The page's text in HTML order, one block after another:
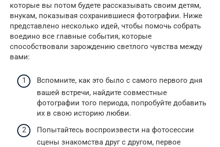
которые вы потом будете рассказывать своим детям,
внукам, показывая сохранившиеся фотографии. Ниже
представлено несколько идей, чтобы помочь собрать
воедино все главные события, которые
способствовали зарождению светлого чувства между
вами:
Вспомните, как это было с самого первого дня
вашей встречи, найдите совместные
фотографии того периода, попробуйте добавить
их в свою историю любви.
Попытайтесь воспроизвести на фотосессии
сцены знакомства друг с другом, первое